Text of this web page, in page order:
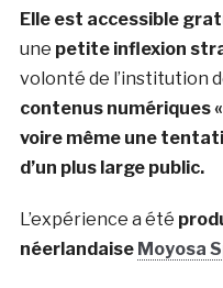
Elle est accessible
une petite inflexion
volonté de l’institution
contenus numériques
voire même une
d’un plus large public.
L’expérience a été
néerlandaise Moyosa